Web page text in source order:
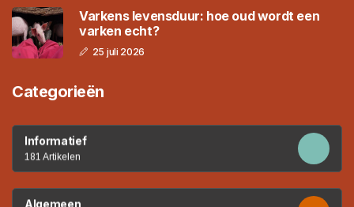
Varkens levensduur: hoe oud wordt een
varken echt?
25 juli 2026
Categorieën
Informatief
181 Artikelen
Algemeen